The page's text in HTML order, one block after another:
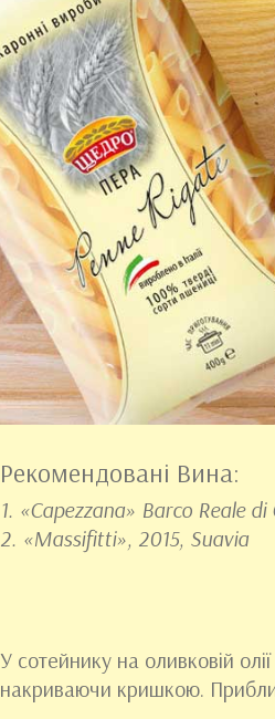
Рекомендовані Вина:
1. «Capezzana» Barco Reale
2. «Massifitti», 2015, Suavia
У сотейнику на оливковій
накриваючи кришкою.